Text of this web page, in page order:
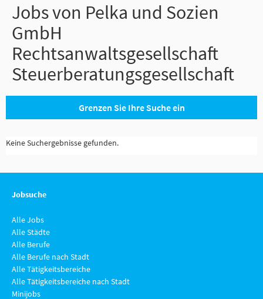
Jobs von Pelka und Sozien
GmbH
Rechtsanwaltsgesellschaft
Steuerberatungsgesellschaft
Grenzen Sie Ihre Suche ein
Keine Suchergebnisse gefunden.
Jobsuche
Alle Jobs
Alle Städte
Alle Berufe
Alle Berufe nach Stadt
Alle Tätigkeitsbereiche
Alle Tätigkeitsbereiche nach Stadt
Minijobs